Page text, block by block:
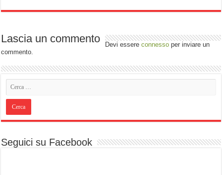
Lascia un commento Devi essereconnesso per inviare un
commento.
Seguici su Facebook